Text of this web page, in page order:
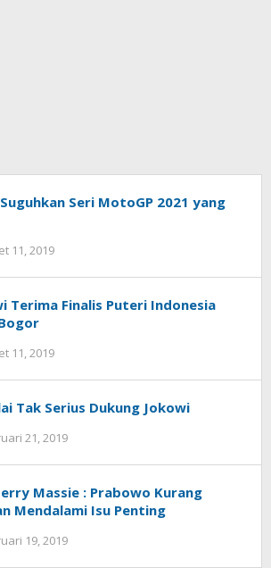
Seri MotoGP 2021 yang
11, 2019
Terima Finalis Puteri Indonesia
11, 2019
Tak Serius Dukung Jokowi
21, 2019
Massie : Prabowo Kurang
Mendalami Isu Penting
19, 2019